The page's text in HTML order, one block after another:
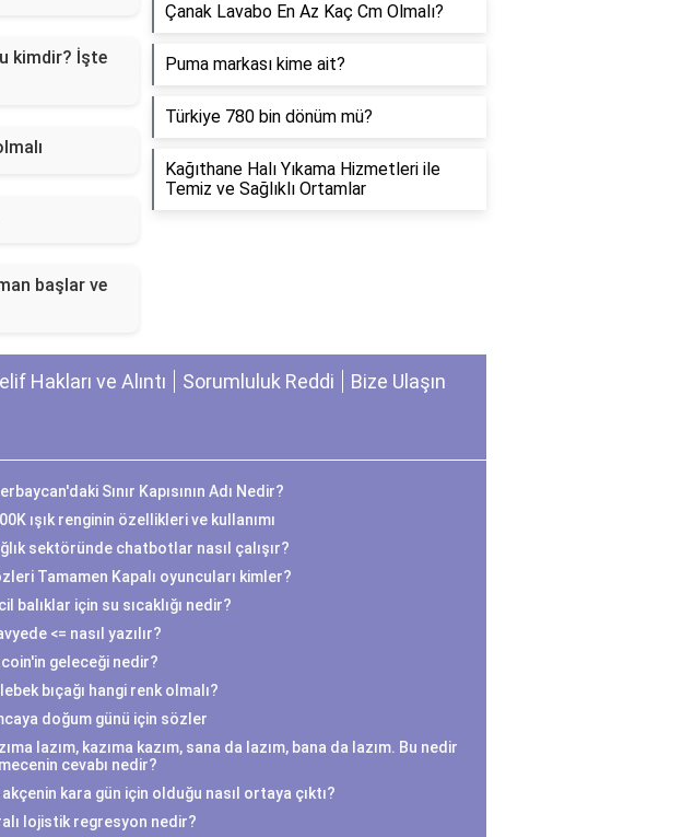
kimdir? İşte
başlar ve
Çanak Lavabo En Az Kaç Cm Olmalı?
Puma markası kime ait?
Türkiye 780 bin dönüm mü?
Kağıthane Halı Yıkama Hizmetleri ile
Temiz ve Sağlıklı Ortamlar
Hakları ve Alıntı Sorumluluk Reddi Bize Ulaşın
Sınır Kapısının Adı Nedir?
ışık renginin özellikleri ve kullanımı
sektöründe chatbotlar nasıl çalışır?
Tamamen Kapalı oyuncuları kimler?
balıklar için su sıcaklığı nedir?
<= nasıl yazılır?
geleceği nedir?
bıçağı hangi renk olmalı?
doğum günü için sözler
lazım, kazıma kazım, sana da lazım, bana da lazım. Bu nedir
cevabı nedir?
akçenin kara gün için olduğu nasıl ortaya çıktı?
lojistik regresyon nedir?